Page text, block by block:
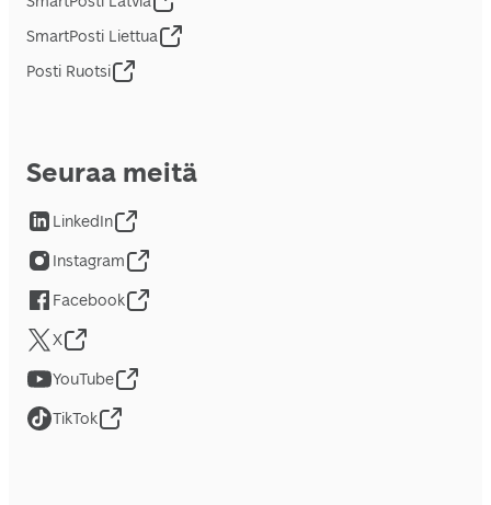
SmartPosti Liettua
Posti Ruotsi
Seuraa meitä
LinkedIn
Instagram
Facebook
X
YouTube
TikTok